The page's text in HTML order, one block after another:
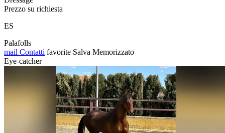
Prezzo su richiesta
ES
Palafolls
mail Contatti favorite Salva Memorizzato
Eye-catcher